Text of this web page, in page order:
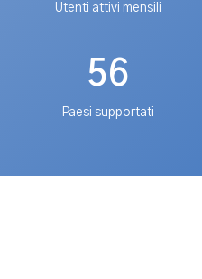
Utenti attivi mensili
56
Paesi supportati